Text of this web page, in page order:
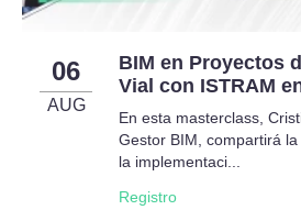
06
AUG
BIM en Proyectos
Vial con ISTRAM
En esta masterclass,
Gestor BIM, compartirá
la implementaci...
Registro